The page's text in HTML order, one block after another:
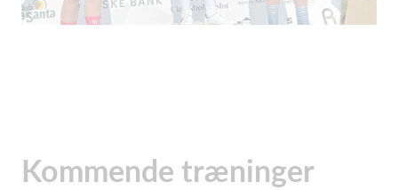
Kommende træninger